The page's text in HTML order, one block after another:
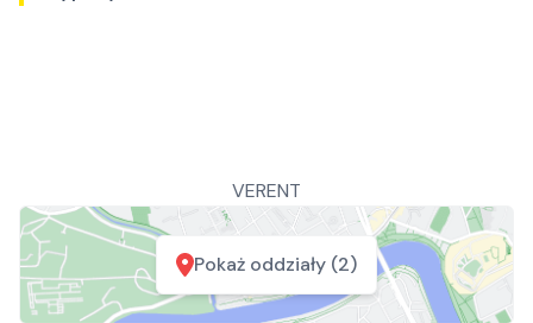
VERENT
Pokaż oddziały (2)